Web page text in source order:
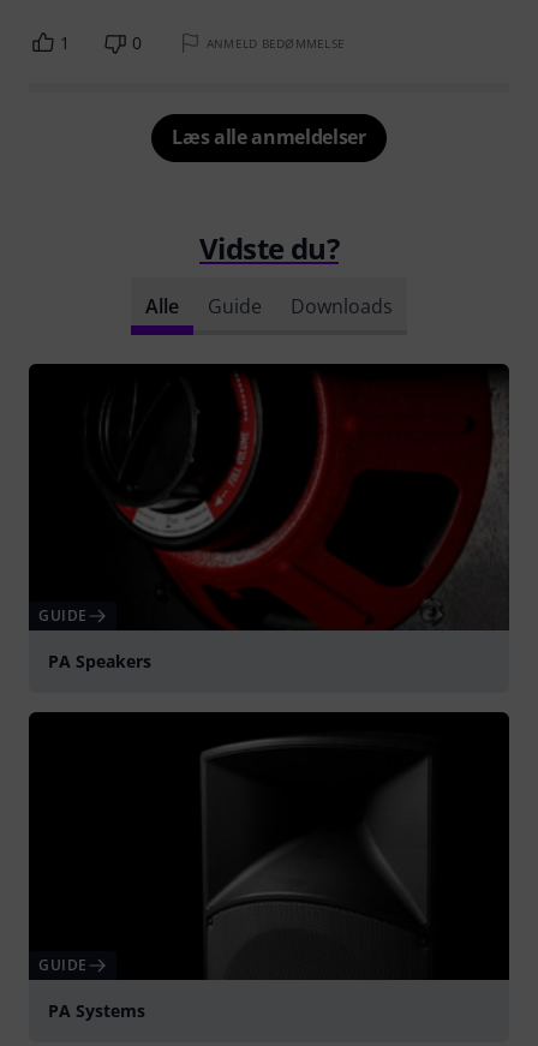
1 0 ANMELD BEDØMMELSE
Læs alle anmeldelser
Vidste du?
Alle Guide Downloads
GUIDE
PA Speakers
GUIDE
PA Systems